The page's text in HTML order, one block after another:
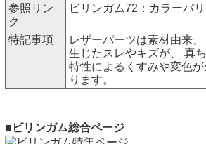
参照リン
ク
ビリンガム72： カラーバ
特記事項
レザーパーツは素材由来
生じたスレやキズが、 真
特性によるくすみや変色
ります。
■ビリンガム総合ページ